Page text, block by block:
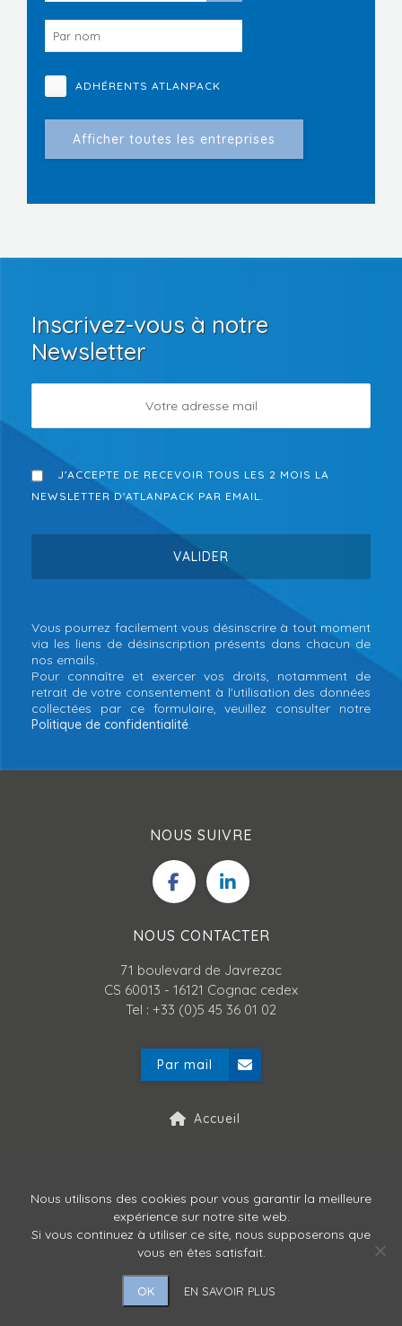
ADHÉRENTS ATLANPACK
Inscrivez-vous à notre
Newsletter
J'ACCEPTE DE RECEVOIR TOUS LES 2 MOIS LA
NEWSLETTER D'ATLANPACK PAR EMAIL.
Vous pourrez facilement vous désinscrire à tout moment
via les liens de désinscription présents dans chacun de
nos emails.
Pour connaître et exercer vos droits, notamment de
retrait de votre consentement à l'utilisation des données
collectées par ce formulaire, veuillez consulter notre
Politique de confidentialité.
NOUS SUIVRE
NOUS CONTACTER
71 boulevard de Javrezac
CS 60013 - 16121 Cognac cedex
Tel : +33 (0)5 45 36 01 02
Par mail
Accueil
Politique de confidentialité
Nous utilisons des cookies pour vous garantir la meilleure
expérience sur notre site web.
Si vous continuez à utiliser ce site, nous supposerons que
vous en êtes satisfait.
OK EN SAVOIR PLUS